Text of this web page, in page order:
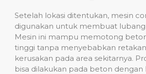
Setelah lokasi ditentukan, mesin
digunakan untuk membuat
Mesin ini mampu memotong
tinggi tanpa menyebabkan
kerusakan pada area sekitarnya.
bisa dilakukan pada beton